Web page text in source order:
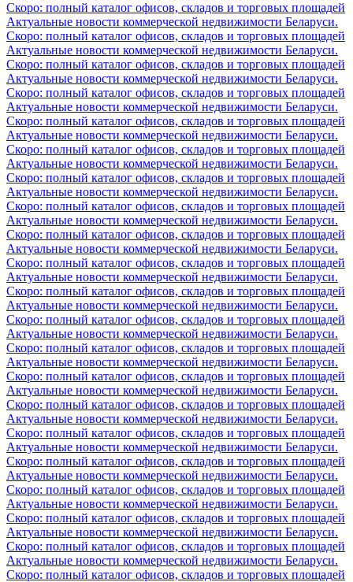
Скоро: полный каталог офисов, складов и торговых площадей
Актуальные новости коммерческой недвижимости Беларуси.
Скоро: полный каталог офисов, складов и торговых площадей
Актуальные новости коммерческой недвижимости Беларуси.
Скоро: полный каталог офисов, складов и торговых площадей
Актуальные новости коммерческой недвижимости Беларуси.
Скоро: полный каталог офисов, складов и торговых площадей
Актуальные новости коммерческой недвижимости Беларуси.
Скоро: полный каталог офисов, складов и торговых площадей
Актуальные новости коммерческой недвижимости Беларуси.
Скоро: полный каталог офисов, складов и торговых площадей
Актуальные новости коммерческой недвижимости Беларуси.
Скоро: полный каталог офисов, складов и торговых площадей
Актуальные новости коммерческой недвижимости Беларуси.
Скоро: полный каталог офисов, складов и торговых площадей
Актуальные новости коммерческой недвижимости Беларуси.
Скоро: полный каталог офисов, складов и торговых площадей
Актуальные новости коммерческой недвижимости Беларуси.
Скоро: полный каталог офисов, складов и торговых площадей
Актуальные новости коммерческой недвижимости Беларуси.
Скоро: полный каталог офисов, складов и торговых площадей
Актуальные новости коммерческой недвижимости Беларуси.
Скоро: полный каталог офисов, складов и торговых площадей
Актуальные новости коммерческой недвижимости Беларуси.
Скоро: полный каталог офисов, складов и торговых площадей
Актуальные новости коммерческой недвижимости Беларуси.
Скоро: полный каталог офисов, складов и торговых площадей
Актуальные новости коммерческой недвижимости Беларуси.
Скоро: полный каталог офисов, складов и торговых площадей
Актуальные новости коммерческой недвижимости Беларуси.
Скоро: полный каталог офисов, складов и торговых площадей
Актуальные новости коммерческой недвижимости Беларуси.
Скоро: полный каталог офисов, складов и торговых площадей
Актуальные новости коммерческой недвижимости Беларуси.
Скоро: полный каталог офисов, складов и торговых площадей
Актуальные новости коммерческой недвижимости Беларуси.
Скоро: полный каталог офисов, складов и торговых площадей
Актуальные новости коммерческой недвижимости Беларуси.
Скоро: полный каталог офисов, складов и торговых площадей
Актуальные новости коммерческой недвижимости Беларуси.
Скоро: полный каталог офисов, складов и торговых площадей